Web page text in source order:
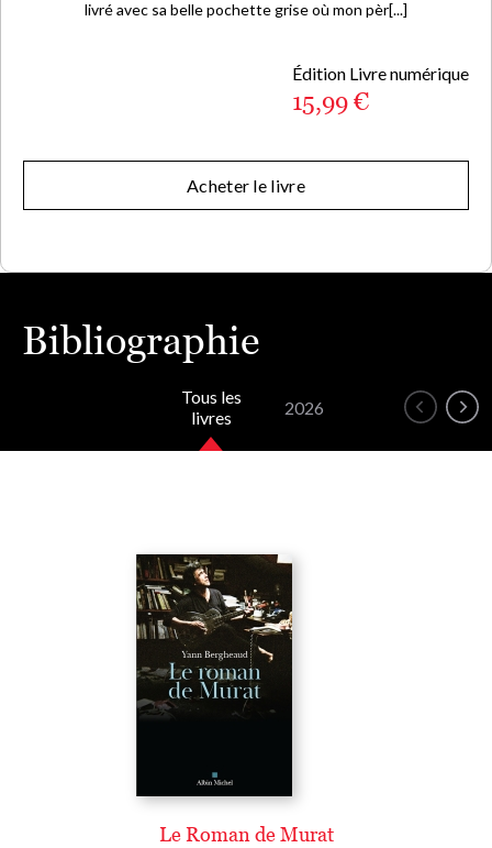
livré avec sa belle pochette grise où mon pèr[...]
Édition Livre numérique
15,99 €
Acheter le livre
Bibliographie
Tous les
livres
2026
Le Roman de Murat